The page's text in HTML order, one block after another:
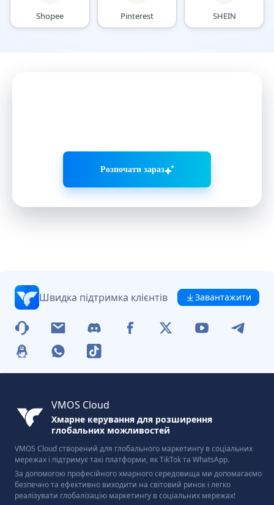
Shopee Pinterest SHEIN
Розпочати зараз
Швидка підтримка клієнтів Завантажити
VMOS Cloud
Хмарне керування для розширення
глобальних можливостей
VMOS Cloud створений для глобального маркетингу в соціальних
мережах і підтримує такі платформи, як TikTok та WhatsApp.
За допомогою професійного хмарного середовища ми допомагаємо
безпечно та ефективно виходити на світовий ринок і легко
реалізувати глобалізацію маркетингу в соціальних мережах!